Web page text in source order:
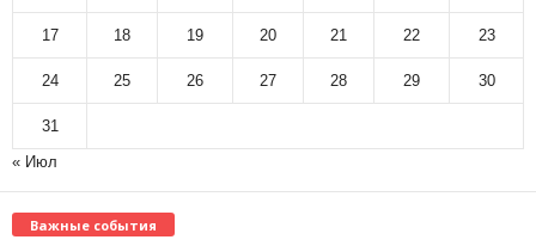
17 18 19 20 21 22 23
24 25 26 27 28 29 30
31
« Июл
Важные события